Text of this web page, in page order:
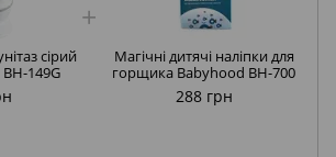
сірий
149G
Магічні дитячі наліпки для
горщика Babyhood BH-700
288 грн